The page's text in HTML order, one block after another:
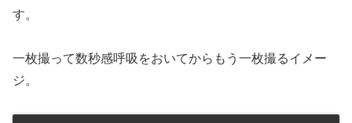
す。
一枚撮って数秒感呼吸をおいてからもう一枚撮るイメー
ジ。